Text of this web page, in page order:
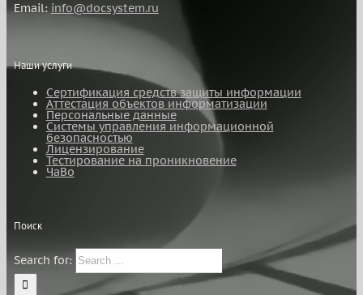
Email: info@docsystem.ru
Наши услуги
Сертификация средств защиты информации
Аттестация объектов информатизации
Персональные данные
Системы управления информационной
безопасностью
Лицензирование
Тестирование на проникновение
ЧаВо
Поиск
Search for: